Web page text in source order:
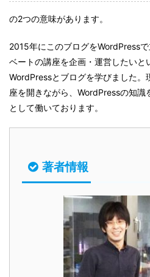
の2つの意味があります。
2015年にこのブログをWordPress
ベートの講座を企画・運営したいと
WordPressとブログを学びました。
座を開きながら、WordPressの知識
として働いております。
著者情報